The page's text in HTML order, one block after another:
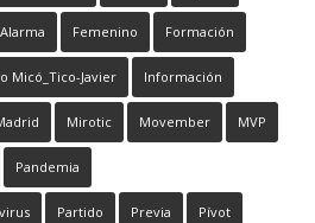
Femenino Formación
Micó_Tico-Javier Información
Mirotic Movember MVP
Pandemia
Partido Previa Pívot